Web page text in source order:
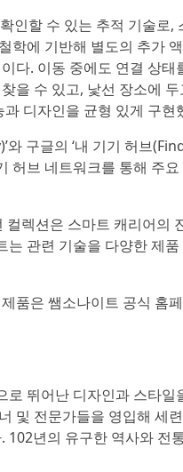
인할 수 있는 추적 기술
에 기반해 별도의 추가
다. 이동 중에도 연결 상
을 수 있고, 낯선 장소에
디자인을 균형 있게 구현
와 구글의 ‘내 기기 허브
허브 네트워크를 통해 주
렉션은 스마트 캐리어의
관련 기술을 다양한 제
품은 쌤소나이트 공식 홈
뛰어난 디자인과 스타
및 전문가들을 영입해 세
년의 유구한 역사와 전